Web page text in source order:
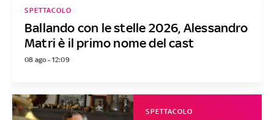
Ballando con le stelle 2026, Alessandro
Matri è il primo nome del cast
SPETTACOLO
08 ago - 12:09
SPETTACOLO